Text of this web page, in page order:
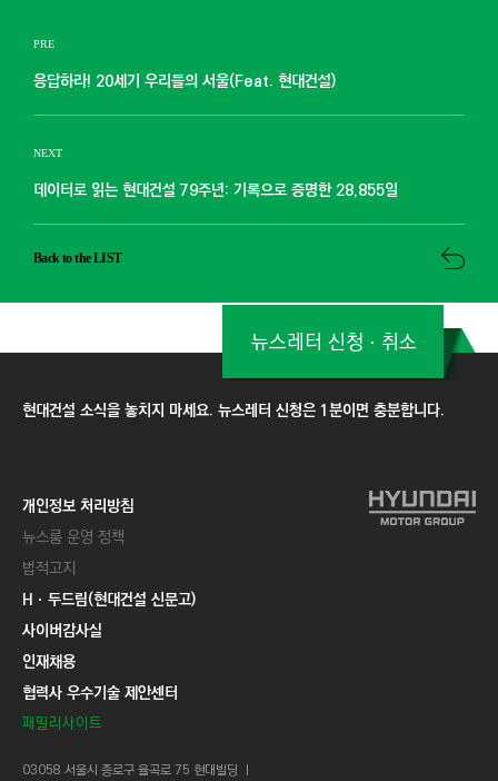
PRE
응답하라! 20세기 우리들의 서울(Feat. 현대건설)
NEXT
데이터로 읽는 현대건설 79주년: 기록으로 증명한 28,855일
Back to the LIST
현대건설 소식을 놓치지 마세요. 뉴스레터 신청은 1분이면 충분합니다.
뉴스레터 신청ㆍ취소
개인정보 처리방침
뉴스룸 운영 정책
법적고지
Hㆍ두드림(현대건설 신문고)
사이버감사실
인재채용
협력사 우수기술 제안센터
패밀리사이트
03058 서울시 종로구 율곡로 75 현대빌딩 ㅣ